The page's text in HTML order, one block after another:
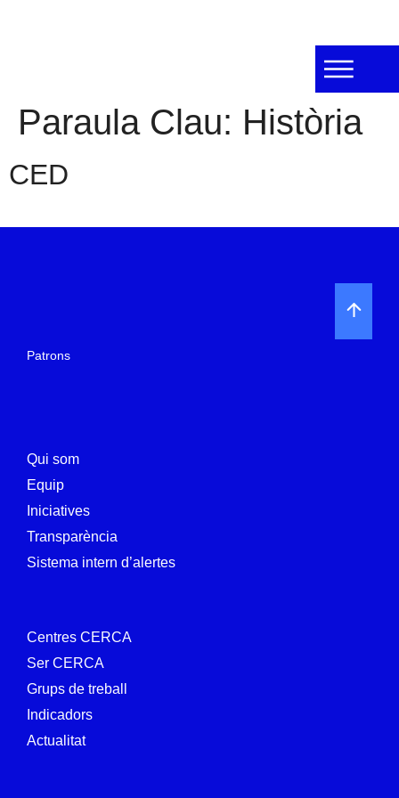
Paraula Clau: Història
CED
Patrons
Qui som
Equip
Iniciatives
Transparència
Sistema intern d’alertes
Centres CERCA
Ser CERCA
Grups de treball
Indicadors
Actualitat